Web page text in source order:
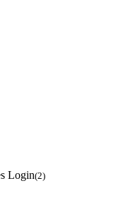
Login(2)